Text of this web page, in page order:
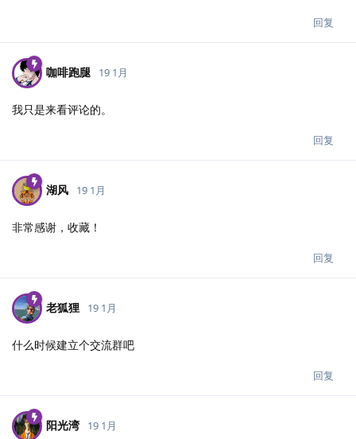
回复
咖啡跑腿 19 1月
我只是来看评论的。
回复
湖风 19 1月
非常感谢，收藏！
回复
老狐狸 19 1月
什么时候建立个交流群吧
回复
阳光湾 19 1月